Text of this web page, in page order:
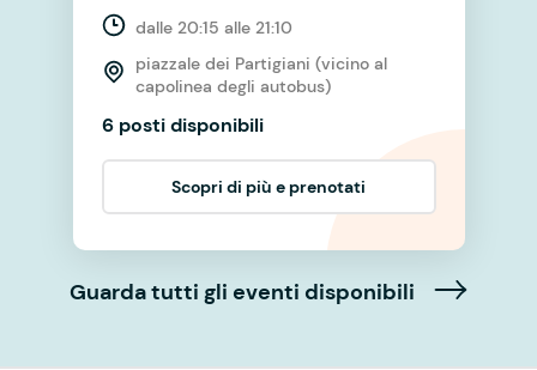
dalle 20:15 alle 21:10
piazzale dei Partigiani (vicino al
capolinea degli autobus)
6 posti disponibili
Scopri di più e prenotati
Guarda tutti gli eventi disponibili